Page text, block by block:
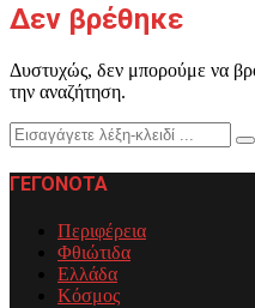
Δεν βρέθηκε
Δυστυχώς, δεν μπορούμε να
την αναζήτηση.
Search
for:
ΓΕΓΟΝΟΤΑ
Περιφέρεια
Φθιώτιδα
Ελλάδα
Κόσμος